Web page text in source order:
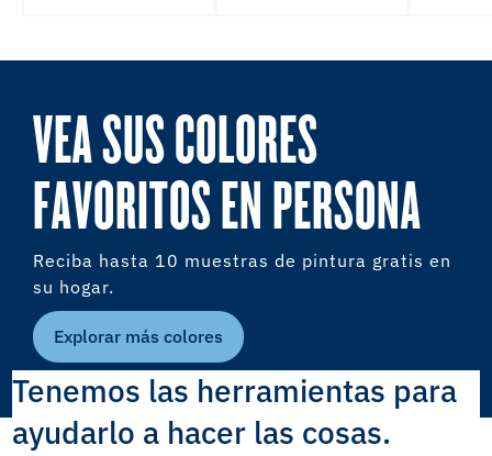
VEA SUS COLORES
FAVORITOS EN PERSONA
Reciba hasta 10 muestras de pintura gratis en
su hogar.
Explorar más colores
Tenemos las herramientas para
ayudarlo a hacer las cosas.